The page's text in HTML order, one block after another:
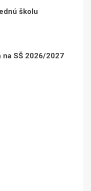
školu
SŠ 2026/2027